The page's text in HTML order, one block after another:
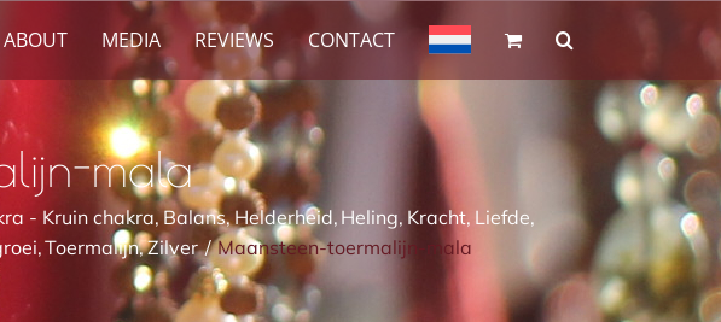
ABOUT MEDIA REVIEWS CONTACT
mala
- Kruin chakra Balans Helderheid Heling Kracht Liefde
Toermalijn Zilver Maansteen-toermalijn-mala